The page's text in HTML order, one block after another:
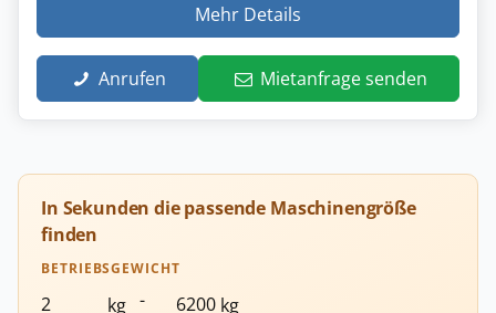
Mehr Details
Anrufen Mietanfrage senden
In Sekunden die passende Maschinengröße
finden
BETRIEBSGEWICHT
kg - kg